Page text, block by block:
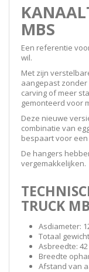
MBS
Een referentie
wil.
Met zijn
aangepast
carving of meer
gemonteerd voor
Deze nieuwe
combinatie van
bespaart voor
De hangers
vergemakkelijken.
TRUCK
Asdiameter:
Totaal
Asbreedte: 42
Breedte
Afstand van